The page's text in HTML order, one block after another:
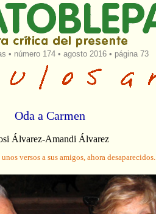
• número 174• agosto 2016 • página 73
Oda a Carmen
Álvarez-Amandi Álvarez
versos a sus amigos, ahora desaparecidos.